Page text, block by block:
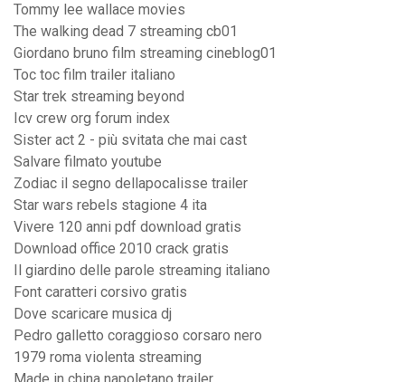
Tommy lee wallace movies
The walking dead 7 streaming cb01
Giordano bruno film streaming cineblog01
Toc toc film trailer italiano
Star trek streaming beyond
Icv crew org forum index
Sister act 2 - più svitata che mai cast
Salvare filmato youtube
Zodiac il segno dellapocalisse trailer
Star wars rebels stagione 4 ita
Vivere 120 anni pdf download gratis
Download office 2010 crack gratis
Il giardino delle parole streaming italiano
Font caratteri corsivo gratis
Dove scaricare musica dj
Pedro galletto coraggioso corsaro nero
1979 roma violenta streaming